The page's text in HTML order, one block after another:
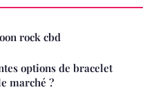
rock cbd
options de bracelet
marché ?